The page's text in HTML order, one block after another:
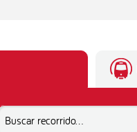
Buscar recorrido...